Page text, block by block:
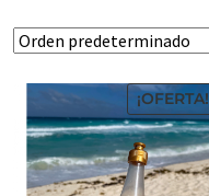
¡OFERTA!